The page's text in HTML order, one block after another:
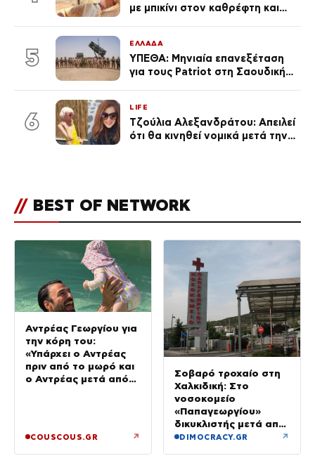
με μπικίνι στον καθρέφτη και
καθεμία…» (Βίντεο)
5
ΕΛΛΑΔΑ
ΥΠΕΘΑ: Μηνιαία επανεξέταση
για τους Patriot στη Σαουδική
6
LIFE
Τζούλια Αλεξανδράτου: Απειλεί
ότι θα κινηθεί νομικά μετά την
// BEST OF NETWORK
Αντρέας Γεωργίου για
την κόρη του:
«Υπάρχει ο Αντρέας
πριν από το μωρό και
ο Αντρέας μετά από
COUSCOUS.GR ↗
Σοβαρό τροχαίο στη
Χαλκιδική: Στο
νοσοκομείο
«Παπαγεωργίου»
δικυκλιστής μετά από
σύγκρουση
DIMOCRACY.GR ↗